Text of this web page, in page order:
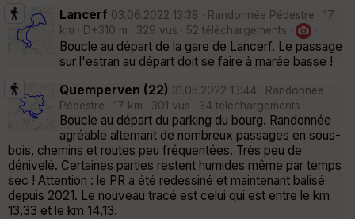
Lancerf 03.06.2022 13:38 · Randonnée Pédestre · 17
km · D+310 m · 329 vus · 52 téléchargements ·
·
Boucle au départ de la gare de Lancerf. Le passage
sur l'estran au départ doit se faire à marée basse !
Quemperven (22) 31.05.2022 13:44 · Randonnée
Pédestre · 17 km · 301 vus · 34 téléchargements ·
Boucle au départ du parking du bourg. Randonnée
agréable alternant de nombreux passages en sous-
bois, chemins et routes peu fréquentées. Très peu de
dénivelé. Certaines parties restent humides même par temps
sec ! Attention : le PR a été redessiné et maintenant balisé
depuis 2021. Le nouveau tracé est celui qui est entre le km
13,33 et le km 14,13.